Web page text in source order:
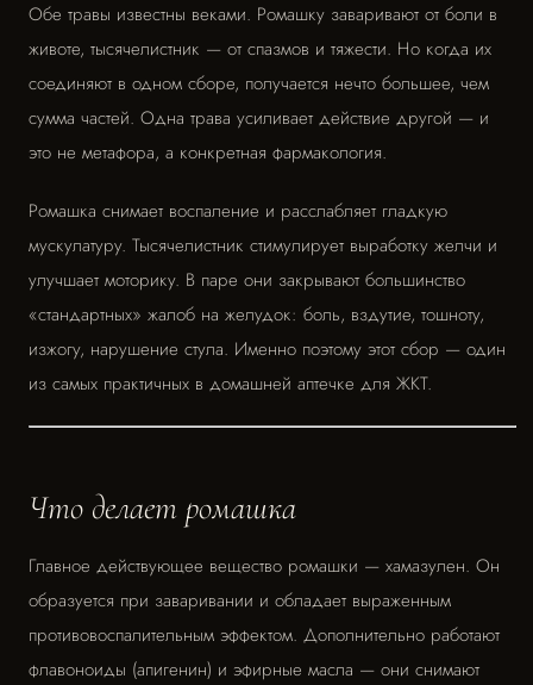
Обе травы известны веками. Ромашку заваривают от боли в
животе, тысячелистник — от спазмов и тяжести. Но когда их
соединяют в одном сборе, получается нечто большее, чем
сумма частей. Одна трава усиливает действие другой — и
это не метафора, а конкретная фармакология.
Ромашка снимает воспаление и расслабляет гладкую
мускулатуру. Тысячелистник стимулирует выработку желчи и
улучшает моторику. В паре они закрывают большинство
«стандартных» жалоб на желудок: боль, вздутие, тошноту,
изжогу, нарушение стула. Именно поэтому этот сбор — один
из самых практичных в домашней аптечке для ЖКТ.
Что делает ромашка
Главное действующее вещество ромашки — хамазулен. Он
образуется при заваривании и обладает выраженным
противовоспалительным эффектом. Дополнительно работают
флавоноиды (апигенин) и эфирные масла — они снимают